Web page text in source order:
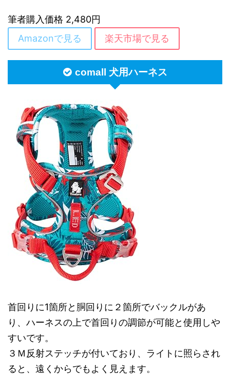
筆者購入価格 2,480円
Amazonで見る
楽天市場で見る
comall 犬用ハーネス
首回りに1箇所と胴回りに２箇所でバックルがあ
り、ハーネスの上で首回りの調節が可能と使用しや
すいです。
３Ｍ反射ステッチが付いており、ライトに照らされ
ると、遠くからでもよく見えます。